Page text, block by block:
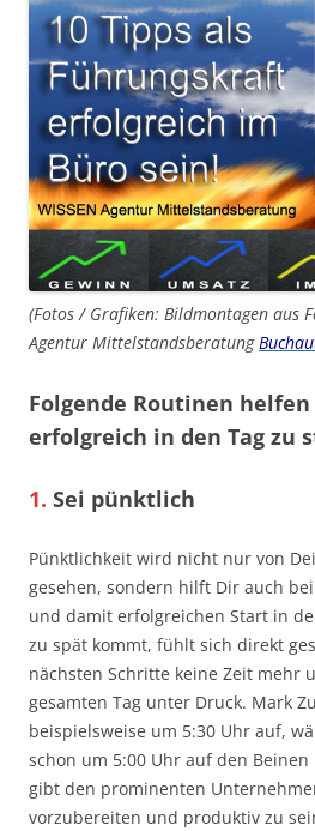
(Fotos / Grafiken: Bildmontagen aus
Agentur Mittelstandsberatung
Folgende Routinen
erfolgreich in den Tag zu
1. Sei pünktlich
Pünktlichkeit wird nicht nur von
gesehen, sondern hilft Dir auch
und damit erfolgreichen Start in
zu spät kommt, fühlt sich direkt
nächsten Schritte keine Zeit mehr
gesamten Tag unter Druck. Mark
beispielsweise um 5:30 Uhr auf,
schon um 5:00 Uhr auf den
gibt den prominenten
vorzubereiten und produktiv zu